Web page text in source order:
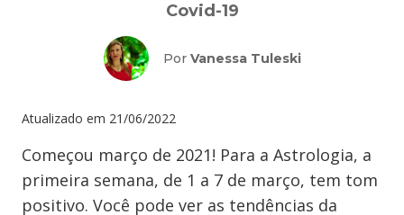
Covid-19
Por Vanessa Tuleski
Atualizado em 21/06/2022
Começou março de 2021! Para a Astrologia, a
primeira semana, de 1 a 7 de março, tem tom
positivo. Você pode ver as tendências da